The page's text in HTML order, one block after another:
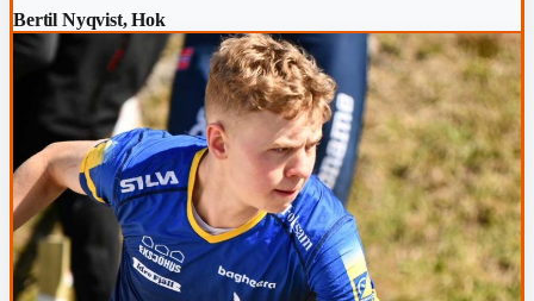
Bertil Nyqvist, Hok